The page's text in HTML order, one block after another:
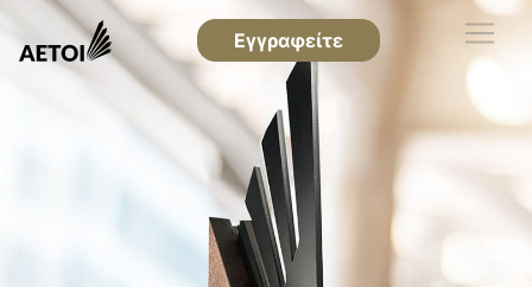
Εγγραφείτε